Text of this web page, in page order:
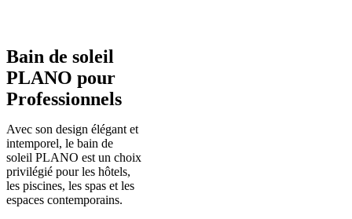
Bain de soleil
PLANO pour
Professionnels
Avec son design élégant et
intemporel, le bain de
soleil PLANO est un choix
privilégié pour les hôtels,
les piscines, les spas et les
espaces contemporains.